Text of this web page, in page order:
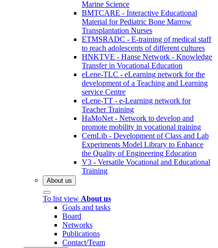
Marine Science
BMTCARE - Interactive Educational
Material for Pediatric Bone Marrow
Transplantation Nurses
ETMSRADC - E-training of medical staff
to reach adolescents of different cultures
HNKTVE - Hanse Network - Knowledge
Transfer in Vocational Education
eLene-TLC - eLearning network for the
development of a Teaching and Learning
service Centre
eLene-TT - e-Learning network for
Teacher Training
HaMoNet - Network to develop and
promote mobility in vocational training
CemLib - Development of Class and Lab
Experiments Model Library to Enhance
the Quality of Engineering Education
V3 - Versatile Vocational and Educational
Training
About us
To list view About us
Goals and tasks
Board
Networks
Publications
Contact/Team